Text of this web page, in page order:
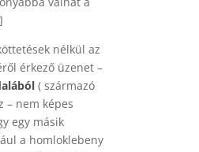
nélkül az
érkező üzenet –
( származó
– nem képes
egy másik
a homloklebeny